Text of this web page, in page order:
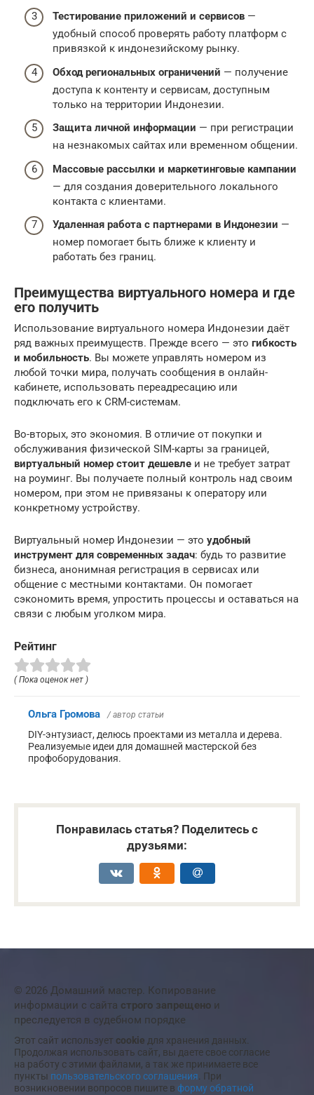
Тестирование приложений и сервисов —
удобный способ проверять работу платформ с
привязкой к индонезийскому рынку.
Обход региональных ограничений — получение
доступа к контенту и сервисам, доступным
только на территории Индонезии.
Защита личной информации — при регистрации
на незнакомых сайтах или временном общении.
Массовые рассылки и маркетинговые кампании
— для создания доверительного локального
контакта с клиентами.
Удаленная работа с партнерами в Индонезии —
номер помогает быть ближе к клиенту и
работать без границ.
Преимущества виртуального номера и где
его получить
Использование виртуального номера Индонезии даёт
ряд важных преимуществ. Прежде всего — это гибкость
и мобильность. Вы можете управлять номером из
любой точки мира, получать сообщения в онлайн-
кабинете, использовать переадресацию или
подключать его к CRM-системам.
Во-вторых, это экономия. В отличие от покупки и
обслуживания физической SIM-карты за границей,
виртуальный номер стоит дешевле и не требует затрат
на роуминг. Вы получаете полный контроль над своим
номером, при этом не привязаны к оператору или
конкретному устройству.
Виртуальный номер Индонезии — это удобный
инструмент для современных задач: будь то развитие
бизнеса, анонимная регистрация в сервисах или
общение с местными контактами. Он помогает
сэкономить время, упростить процессы и оставаться на
связи с любым уголком мира.
Рейтинг
( Пока оценок нет )
Ольга Громова / автор статьи
DIY-энтузиаст, делюсь проектами из металла и дерева.
Реализуемые идеи для домашней мастерской без
профоборудования.
Понравилась статья? Поделитесь с
друзьями:
© 2026 Домашний мастер. Копирование
информации с сайта строго запрещено и
преследуется в судебном порядке
Этот сайт использует cookie для хранения данных.
Продолжая использовать сайт, вы даете свое согласие
на работу с этими файлами, а так же принимаете все
пункты пользовательского соглашения. При
возникновении вопросов пишите в форму обратной